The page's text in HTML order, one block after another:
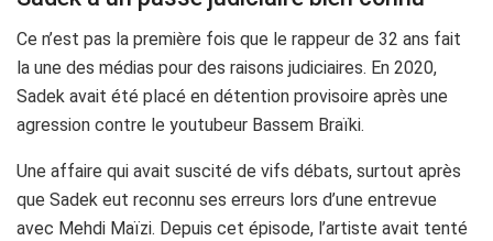
Ce n’est pas la première fois que le rappeur de 32 ans fait
la une des médias pour des raisons judiciaires. En 2020,
Sadek avait été placé en détention provisoire après une
agression contre le youtubeur Bassem Braïki.
Une affaire qui avait suscité de vifs débats, surtout après
que Sadek eut reconnu ses erreurs lors d’une entrevue
avec Mehdi Maïzi. Depuis cet épisode, l’artiste avait tenté